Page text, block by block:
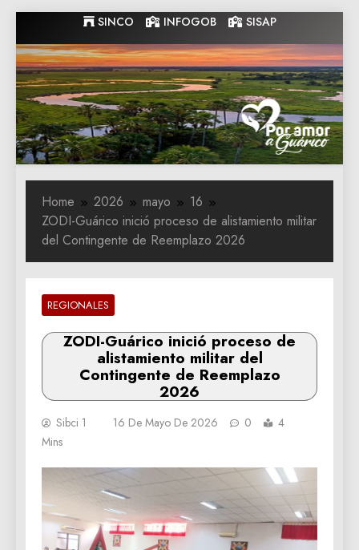
to
content
SINCO INFOGOB SISAP
Gobernacion
de Guarico
Gobernacion de Guarico
Home 2026 mayo
16
ZODI-Guárico inició proceso de alistamiento militar
del Contingente de Reemplazo 2026
REGIONALES
ZODI-Guárico inició proceso de
alistamiento militar del
Contingente de Reemplazo
2026
Sibci 1 16 De Mayo De 2026 0
4
Mins